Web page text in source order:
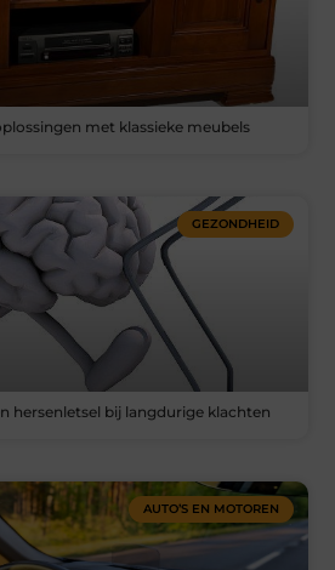
met klassieke meubels
GEZONDHEID
hersenletsel bij langdurige klachten
AUTO’S EN MOTOREN